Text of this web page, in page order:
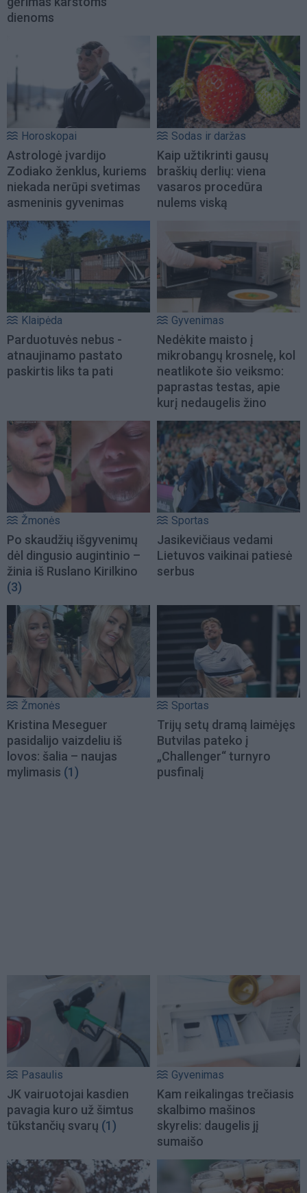
dienoms
Horoskopai
Astrologė įvardijo
Zodiako ženklus, kuriems
niekada nerūpi svetimas
asmeninis gyvenimas
Sodas ir daržas
Kaip užtikrinti gausų
braškių derlių: viena
vasaros procedūra
nulems viską
Klaipėda
Parduotuvės nebus -
atnaujinamo pastato
paskirtis liks ta pati
Gyvenimas
Nedėkite maisto į
mikrobangų krosnelę, kol
neatlikote šio veiksmo:
paprastas testas, apie
kurį nedaugelis žino
Žmonės
Po skaudžių išgyvenimų
dėl dingusio augintinio –
žinia iš Ruslano Kirilkino
(3)
Sportas
Jasikevičiaus vedami
Lietuvos vaikinai patiesė
serbus
Žmonės
Kristina Meseguer
pasidalijo vaizdeliu iš
lovos: šalia – naujas
mylimasis (1)
Sportas
Trijų setų dramą laimėjęs
Butvilas pateko į
„Challenger“ turnyro
pusfinalį
Pasaulis
JK vairuotojai kasdien
pavagia kuro už šimtus
tūkstančių svarų (1)
Gyvenimas
Kam reikalingas trečiasis
skalbimo mašinos
skyrelis: daugelis jį
sumaišo